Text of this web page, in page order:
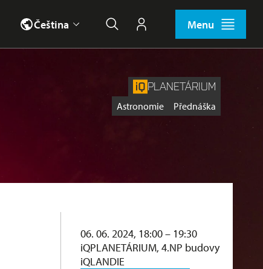
Čeština Hledat Můj účet Menu
PLANETÁRIUM
Štítky
Astronomie Přednáška
06. 06. 2024, 18:00 – 19:30
iQPLANETÁRIUM, 4.NP budovy
iQLANDIE